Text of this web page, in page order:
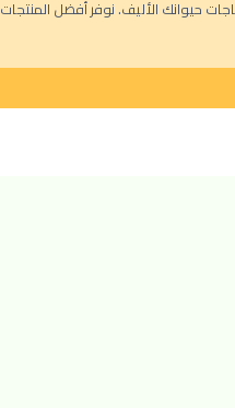
حيوانك الأليف. نوفر أفضل المنتجات